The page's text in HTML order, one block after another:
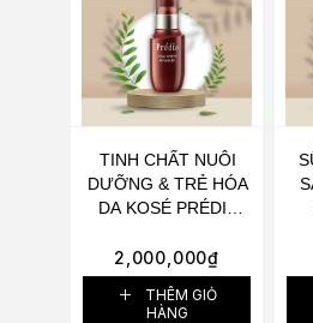
TINH CHẤT NUÔI
DƯỠNG & TRẺ HÓA
DA KOSÉ PRÉDIA
ADVANCED 60ML -
CHĂM SÓC DA TỔN
THƯƠNG VÀ ĐIỀU
2,000,000₫
THÊM GIỎ
HÀNG